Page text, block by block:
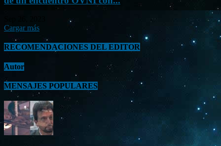
Cargar más
RECOMENDACIONES DEL EDITOR
Autor
MENSAJES POPULARES